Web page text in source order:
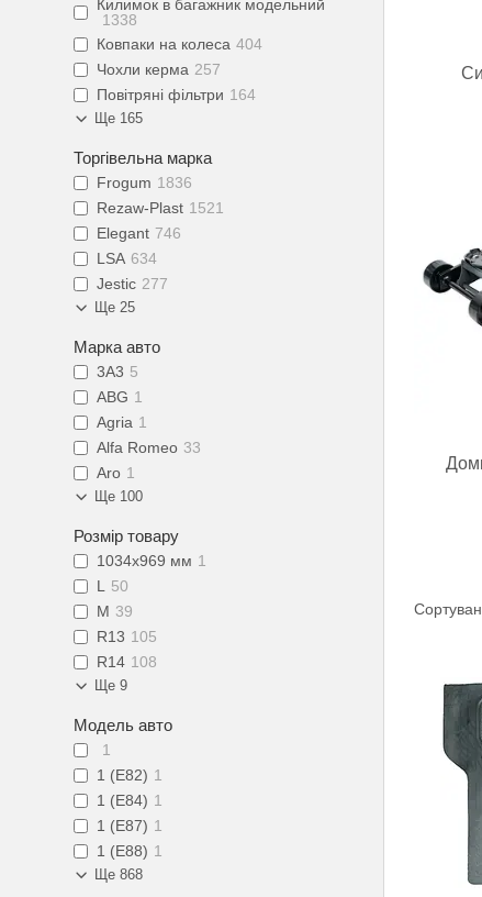
Килимок в багажник модельний
1338
Ковпаки на колеса 404
Чохли керма 257
Повітряні фільтри 164
Ще 165
Торгівельна марка
Frogum 1836
Rezaw-Plast 1521
Elegant 746
LSA 634
Jestic 277
Ще 25
Марка авто
3А3 5
ABG 1
Agria 1
Alfa Romeo 33
Aro 1
Ще 100
Розмір товару
1034x969 мм 1
L 50
M 39
R13 105
R14 108
Ще 9
Модель авто
1
1 (E82) 1
1 (E84) 1
1 (E87) 1
1 (E88) 1
Ще 868